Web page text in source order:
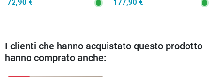
72,90 €
SARA
177,90 €
I clienti che hanno acquistato questo prodotto
hanno comprato anche: